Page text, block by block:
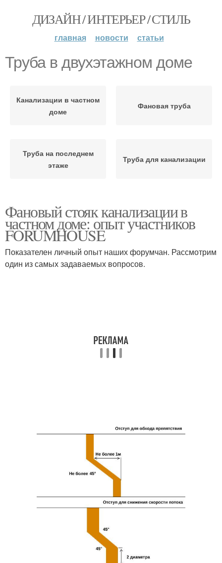
ДИЗАЙН / ИНТЕРЬЕР / СТИЛЬ
главная новости статьи
Труба в двухэтажном доме
Канализации в частном
доме
Фановая труба
Труба на последнем
этаже
Труба для канализации
Фановый стояк канализации в
частном доме: опыт участников
FORUMHOUSE
Показателен личный опыт наших форумчан. Рассмотрим
один из самых задаваемых вопросов.